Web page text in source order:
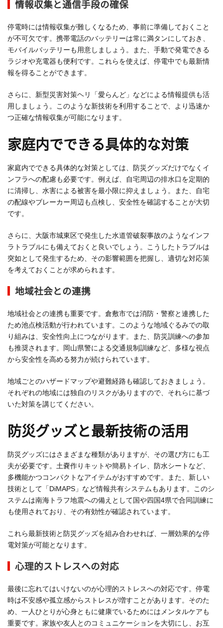
情報収集と通信手段の確保
停電時には情報収集が難しくなるため、事前に準備しておくこと
が不可欠です。携帯電話のバッテリーは常に満タンにしておき、
モバイルバッテリーも用意しましょう。また、手動で発電できる
ラジオや充電器も便利です。これらを使えば、停電中でも最新情
報を得ることができます。
さらに、新型災害対策ヘリ「愛らんど」などによる情報提供も活
用しましょう。このような新技術を利用することで、より迅速か
つ正確な情報収集が可能になります。
家庭内でできる具体的な対策
家庭内でできる具体的な対策としては、防災グッズだけでなくイ
ンフラへの配慮も必要です。例えば、自宅周辺の排水口を定期的
に清掃し、水害による被害を最小限に抑えましょう。また、自宅
の配線やブレーカー周辺も点検し、安全性を確認することが大切
です。
さらに、大阪市城東区で発生した水道管破裂事故のようなインフ
ラトラブルにも備えておくと良いでしょう。こうしたトラブルは
突如として発生するため、その影響範囲を把握し、適切な対応策
を考えておくことが求められます。
地域社会との連携
地域社会との連携も重要です。倉敷市では消防・警察と連携した
ため池点検活動が行われています。このような地域ぐるみでの取
り組みは、安全性向上につながります。また、防災訓練への参加
も推奨されます。岡山県警による交通規制訓練など、多様な視点
から安全性を高める努力が続けられています。
地域ごとのハザードマップや避難経路も確認しておきましょう。
それぞれの地域には独自のリスクがありますので、それらに基づ
いた対策を講じてください。
防災グッズと最新技術の活用
防災グッズにはさまざまな種類がありますが、その選び方にも工
夫が必要です。土嚢作りキットや簡易トイレ、防水シートなど、
多機能かつコンパクトなアイテムがおすすめです。また、新しい
技術として「DiMAPS」など情報共有システムもあります。このシ
ステムは南海トラフ地震への備えとして国や四国4県で合同訓練に
も使用されており、その有効性が確認されています。
これら最新技術と防災グッズを組み合わせれば、一層効果的な停
電対策が可能となります。
心理的ストレスへの対応
最後に忘れてはいけないのが心理的ストレスへの対応です。停電
時は不安感や孤立感からストレスが増すことがあります。そのた
め、一人ひとりが心身ともに健康でいるためにはメンタルケアも
重要です。家族や友人とのコミュニケーションを大切にし、お互